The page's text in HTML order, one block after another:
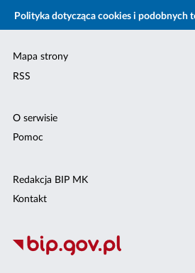
Polityka dotycząca cookies i podobnych
Mapa strony
RSS
O serwisie
Pomoc
Redakcja BIP MK
Kontakt